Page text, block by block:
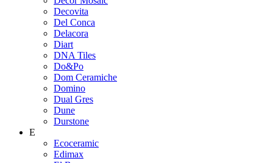
Decovita
Del Conca
Delacora
Diart
DNA Tiles
Do&Po
Dom Ceramiche
Domino
Dual Gres
Dune
Durstone
E
Ecoceramic
Edimax